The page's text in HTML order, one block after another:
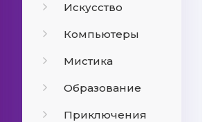
Искусство
Компьютеры
Мистика
Образование
Приключения